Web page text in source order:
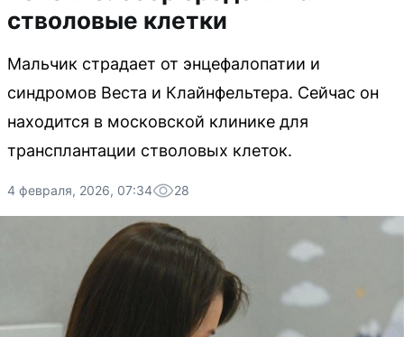
стволовые клетки
Мальчик страдает от энцефалопатии и
синдромов Веста и Клайнфельтера. Сейчас он
находится в московской клинике для
трансплантации стволовых клеток.
4 февраля, 2026, 07:34 28